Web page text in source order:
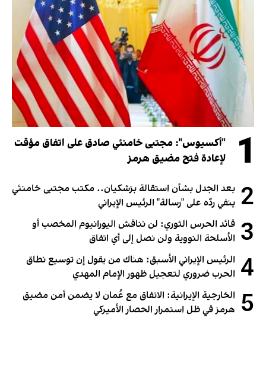
1
"أكسيوس": مجتبى خامنئي صادق على اتفاق مؤقت
لإعادة فتح مضيق هرمز
2 بعد الجدل بشأن استقالة بزشكيان.. مكتب مجتبى خامنئي
ينفي ردّه على "رسالة" الرئيس الإيراني
3 قائد الحرس الثوري: لن نناقش اليورانيوم المخصب أو
الأسلحة النووية ولن نصل إلى أي اتفاق
4 الرئيس الإيراني الأسبق: هناك من يقول إن توسيع نطاق
الحرب ضروري لتعجيل ظهور الإمام المهدي
5 الخارجية الإيرانية: الاتفاق مع عُمان لا يضمن أمن مضيق
هرمز في ظل استمرار الحصار الأميركي